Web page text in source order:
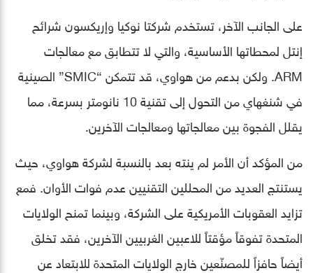
على الجانب الآخر، تستخدم شركتا نوكيا وإريكسون شرائح
إنتل لمحطاتها الأساسية، والتي لا تتطابق مع معالجات
ARM. ولكن بدعم من هواوي، قد تتمكن “SMIC” الصينية
في شنغهاي من التحول إلى تقنية 10 نانومتر بسرعة، مما
يقلل الفجوة بين معالجاتها ومعالجات الآخرين.
من المؤكد أن الأمر لم ينته بعد بالنسبة لشركة هواوي، حيث
يستنتج العديد من المحللين التقنيين عدم فوات الأوان. فمع
تزايد العقوبات الأمريكية على الشركة، وبينما تمنح الولايات
المتحدة تفوقاً مؤقتاً للاعبين الغربيين الآخرين، فقد تخلق
أيضاً حافزاً للمصنّعين خارج الولايات المتحدة للابتعاد عن